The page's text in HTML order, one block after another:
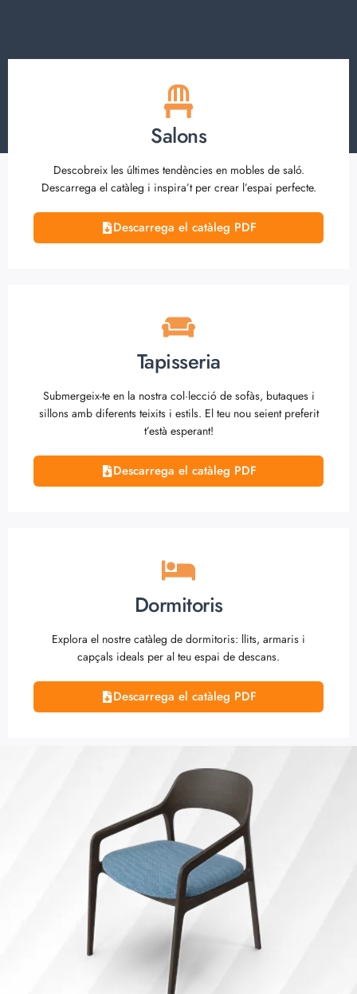
Salons
Descobreix les últimes tendències en mobles de saló.
Descarrega el catàleg i inspira’t per crear l’espai perfecte.
Descarrega el catàleg PDF
Tapisseria
Submergeix-te en la nostra col·lecció de sofàs, butaques i
sillons amb diferents teixits i estils. El teu nou seient preferit
t’està esperant!
Descarrega el catàleg PDF
Dormitoris
Explora el nostre catàleg de dormitoris: llits, armaris i
capçals ideals per al teu espai de descans.
Descarrega el catàleg PDF